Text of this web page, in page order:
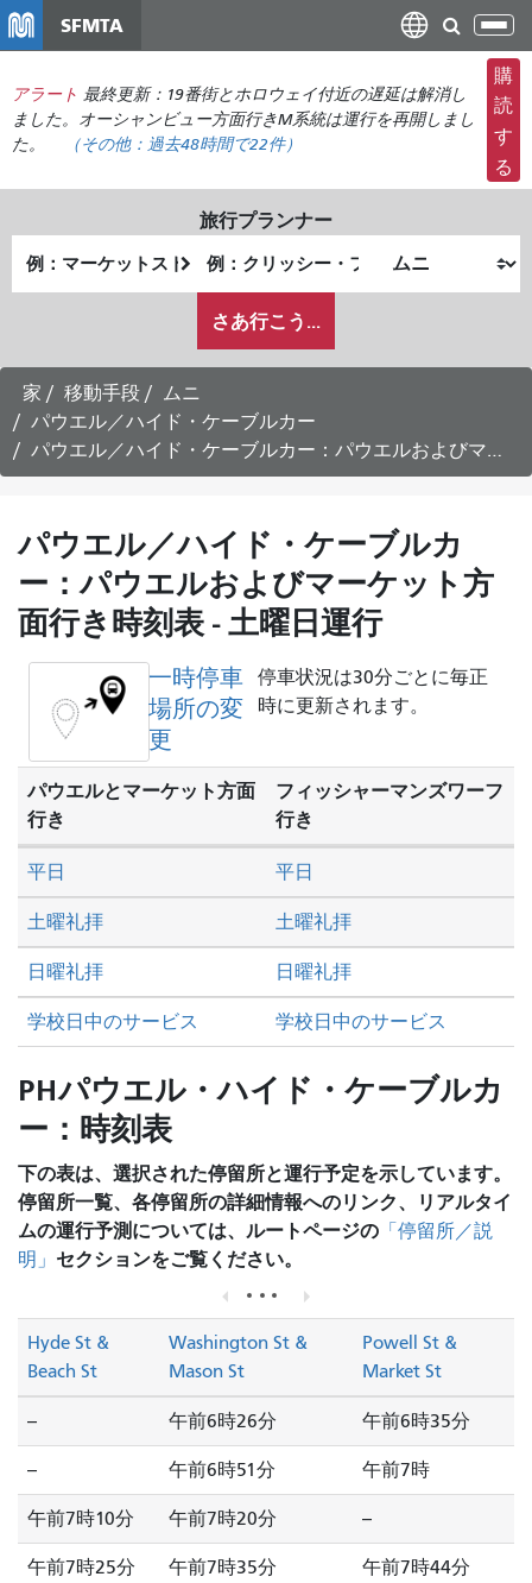
コ
ン
テ
ン
ツ
移
SFMTA
ナ
ビ
ゲ
ー
シ
ョ
の
切
り
え
アラート 最終更新：19番街とホロウェイ付近の遅延は解消し
ました。オーシャンビュー方面行きM系統は運行を再開しまし
た。
（その他： 過去48時間で22件）
購
読
す
る
旅行プランナー
出
発
終
了
が
ど
よ
う
に
を
た
い
さあ行こう...
家 移動手段
ムニ
パウエル／ハイド・ケーブルカー
パウエル／ハイド・ケーブルカー：パウエルおよびマーケット方面行き時刻表 - 土曜日運行
パウエル／ハイド・ケーブルカ
ー：パウエルおよびマーケット方
面行き時刻表 - 土曜日運行
一時停車
場所の変
更
停車状況は30分ごとに毎正
時に更新されます。
パウエルとマーケット方面
行き
フィッシャーマンズワーフ
行き
土曜礼拝 土曜礼拝
日曜礼拝 日曜礼拝
平日 平日
学校日中のサービス 学校日中のサービス
PHパウエル・ハイド・ケーブルカ
ー：時刻表
下の表は、選択された停留所と運行予定を示しています。
停留所一覧、各停留所の詳細情報へのリンク、リアルタイ
ムの運行予測については、ルートページの 「停留所／説
明」 セクションをご覧ください。
Hyde St &
Beach St
Washington St &
Mason St
Powell St &
Market St
-- 午前6時26分 午前6時35分
-- 午前6時51分 午前7時
午前7時10分 午前7時20分 --
午前7時25分 午前7時35分 午前7時44分